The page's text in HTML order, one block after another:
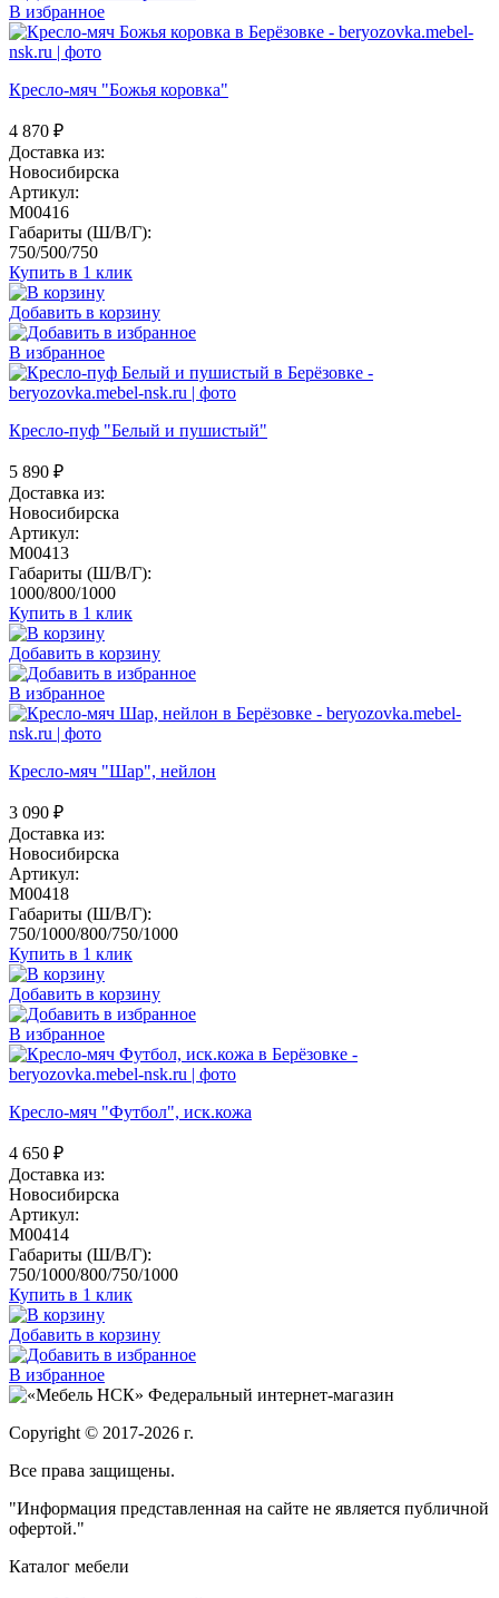
В избранное
Кресло-мяч "Божья коровка"
4 870 ₽
Доставка из:
Новосибирска
Артикул:
M00416
Габариты (Ш/В/Г):
750/500/750
Купить в 1 клик
Добавить в корзину
В избранное
Кресло-пуф "Белый и пушистый"
5 890 ₽
Доставка из:
Новосибирска
Артикул:
M00413
Габариты (Ш/В/Г):
1000/800/1000
Купить в 1 клик
Добавить в корзину
В избранное
Кресло-мяч "Шар", нейлон
3 090 ₽
Доставка из:
Новосибирска
Артикул:
M00418
Габариты (Ш/В/Г):
750/1000/800/750/1000
Купить в 1 клик
Добавить в корзину
В избранное
Кресло-мяч "Футбол", иск.кожа
4 650 ₽
Доставка из:
Новосибирска
Артикул:
M00414
Габариты (Ш/В/Г):
750/1000/800/750/1000
Купить в 1 клик
Добавить в корзину
В избранное
Федеральный интернет-магазин
Copyright © 2017-2026 г.
Все права защищены.
"Информация представленная на сайте не является публичной
офертой."
Каталог мебели